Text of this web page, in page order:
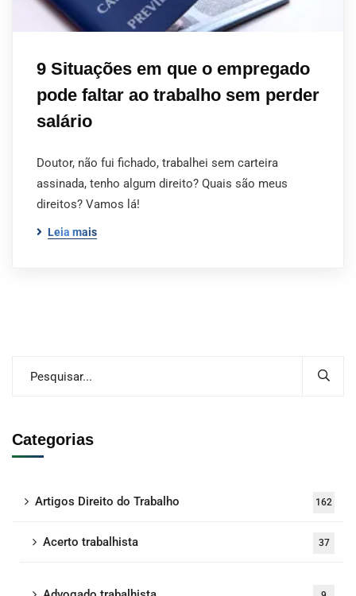
9 Situações em que o empregado
pode faltar ao trabalho sem perder
salário
Doutor, não fui fichado, trabalhei sem carteira
assinada, tenho algum direito? Quais são meus
direitos? Vamos lá!
Leia mais
Categorias
Artigos Direito do Trabalho 162
Acerto trabalhista 37